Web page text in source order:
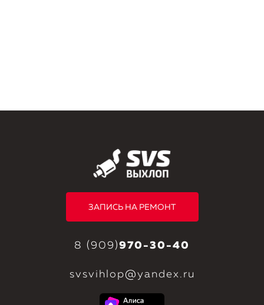
ЗАПИСЬ НА РЕМОНТ
8 (909)970-30-40
svsvihlop@yandex.ru